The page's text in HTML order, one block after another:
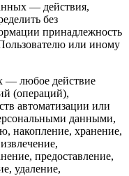
— действия,
без
принадлежность
или иному
— любое действие
(операций),
автоматизации или
данными,
накопление, хранение,
предоставление,
удаление,